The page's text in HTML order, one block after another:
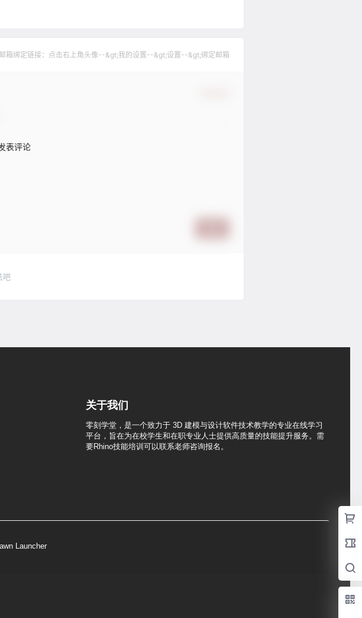
邮箱绑定链接：点击右上角头像--&gt;我的设置--&gt;设置--&gt;绑定邮箱
表评论
吧
关于我们
零刻学堂，是一个致力于 3D 建模与设计软件技术教学的专业在线学习
平台，旨在为在校学生和在职专业人士提供高质量的技能提升服务。需
要Rhino技能培训可以联系老师咨询报名。
Launcher